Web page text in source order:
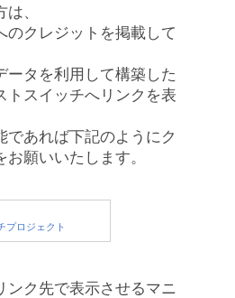
、
のクレジットを掲載して
ータを利用して構築した
トスイッチへリンクを表
であれば下記のようにク
願いいたします。
ンク先で表示させるマニ